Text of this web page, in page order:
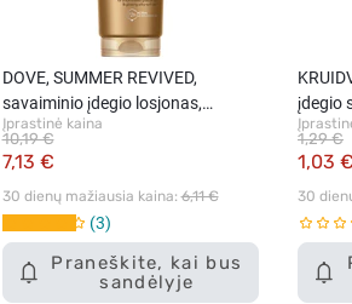
Praneškite, kai bus
sandėlyje
DOVE, SUMMER REVIVED,
savaiminio įdegio losjonas,
medium to dark, 200 ml.
Įprastinė kaina
7,13 €
10,19 €
30 dienų mažiausia kaina: 6,11 €
3
įdegio
1,03
1,29 €
30